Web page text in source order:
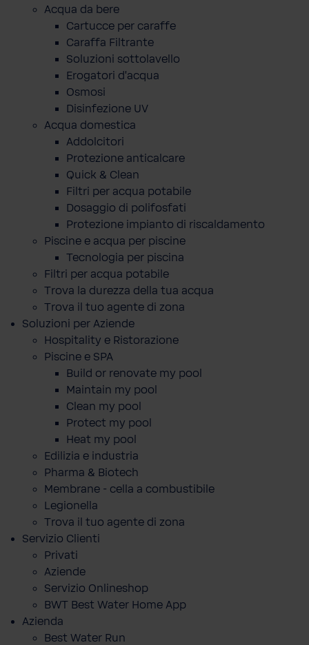
Acqua da bere
Cartucce per caraffe
Caraffa Filtrante
Soluzioni sottolavello
Erogatori d'acqua
Osmosi
Disinfezione UV
Acqua domestica
Addolcitori
Protezione anticalcare
Quick & Clean
Filtri per acqua potabile
Dosaggio di polifosfati
Protezione impianto di riscaldamento
Piscine e acqua per piscine
Tecnologia per piscina
Filtri per acqua potabile
Trova la durezza della tua acqua
Trova il tuo agente di zona
Soluzioni per Aziende
Hospitality e Ristorazione
Piscine e SPA
Build or renovate my pool
Maintain my pool
Clean my pool
Protect my pool
Heat my pool
Edilizia e industria
Pharma & Biotech
Membrane - cella a combustibile
Legionella
Trova il tuo agente di zona
Servizio Clienti
Privati
Aziende
Servizio Onlineshop
BWT Best Water Home App
Azienda
Best Water Run